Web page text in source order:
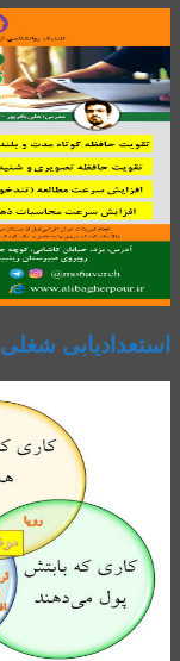
استعدادیابی شغلی